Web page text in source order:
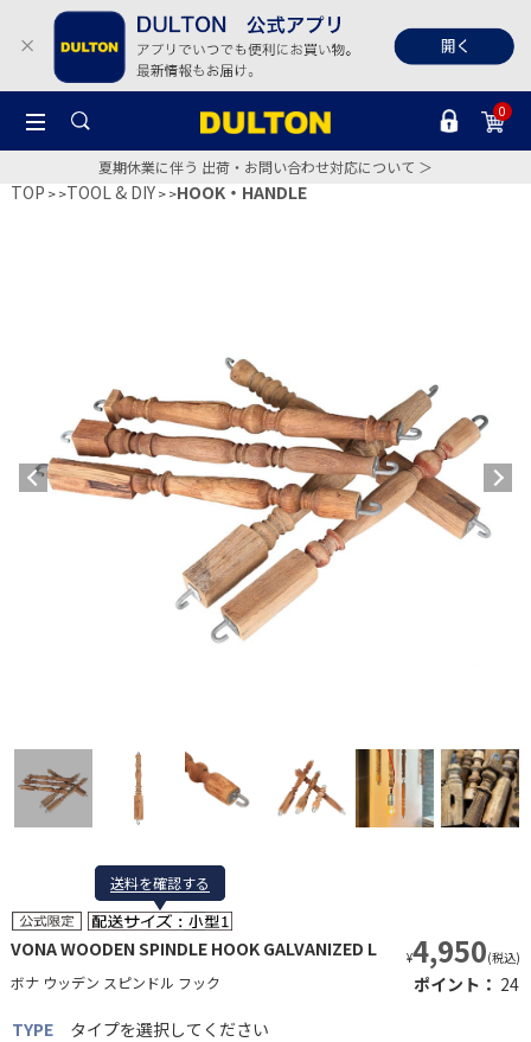
0
夏期休業に伴う 出荷・お問い合わせ対応について ＞
TOP >TOOL & DIY >HOOK・HANDLE
送料を確認する
送料を確認する
VONA WOODEN SPINDLE HOOK GALVANIZED L
ボナ ウッデン スピンドル フック
¥4,950(税込)
ポイント： 24
TYPE
タイプを選択してください